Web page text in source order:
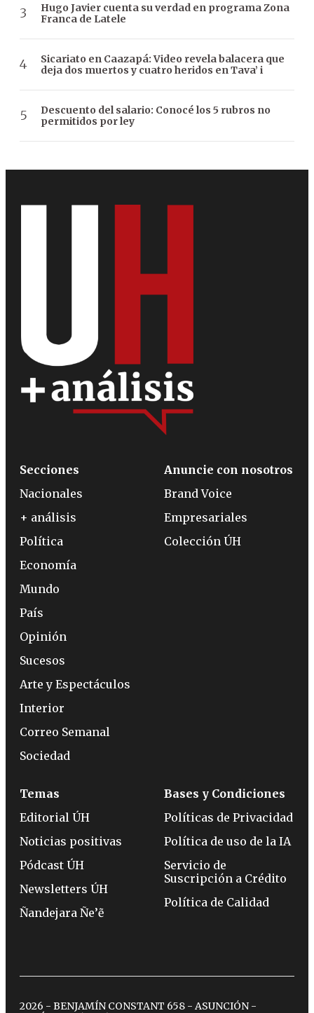
Hugo Javier cuenta su verdad en programa Zona
Franca de Latele
Sicariato en Caazapá: Video revela balacera que
deja dos muertos y cuatro heridos en Tava’ i
Descuento del salario: Conocé los 5 rubros no
permitidos por ley
Secciones
Nacionales
+ análisis
Política
Economía
Mundo
País
Opinión
Sucesos
Arte y Espectáculos
Interior
Correo Semanal
Sociedad
Anuncie con nosotros
Brand Voice
Empresariales
Colección ÚH
Temas
Editorial ÚH
Noticias positivas
Pódcast ÚH
Newsletters ÚH
Ñandejara Ñe’ẽ
Bases y Condiciones
Políticas de Privacidad
Política de uso de la IA
Servicio de
Suscripción a Crédito
Política de Calidad
2026 - BENJAMÍN CONSTANT 658 - ASUNCIÓN -